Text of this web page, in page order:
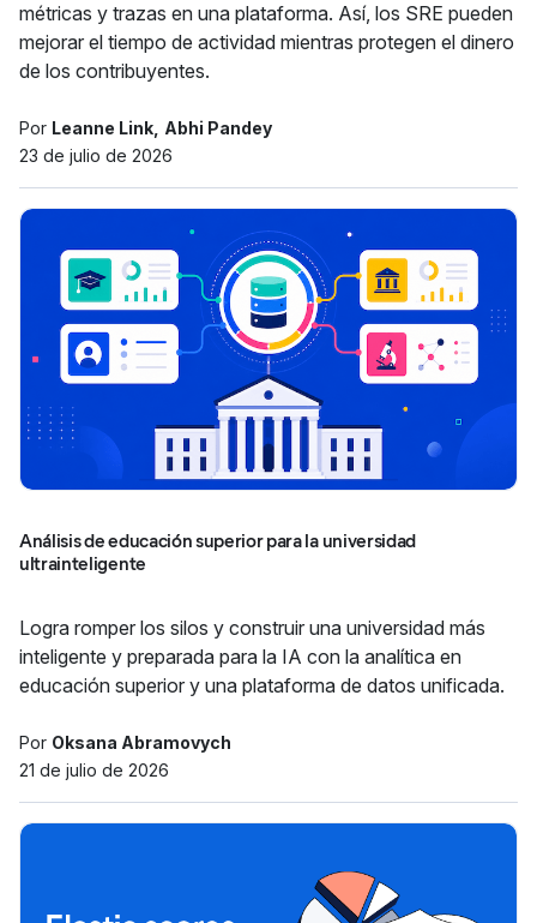
métricas y trazas en una plataforma. Así, los SRE pueden
mejorar el tiempo de actividad mientras protegen el dinero
de los contribuyentes.
Por Leanne Link Abhi Pandey
23 de julio de 2026
Análisis de educación superior para la universidad
ultrainteligente
Logra romper los silos y construir una universidad más
inteligente y preparada para la IA con la analítica en
educación superior y una plataforma de datos unificada.
Por Oksana Abramovych
21 de julio de 2026